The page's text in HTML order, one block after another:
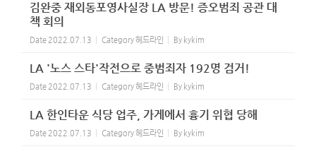
김완중 재외동포영사실장 LA 방문! 증오범죄 공관 대
책 회의
Date 2022.07.13 Category헤드라인 By kykim
LA '노스 스타'작전으로 중범죄자 192명 검거!
Date 2022.07.13 Category헤드라인 By kykim
LA 한인타운 식당 업주, 가게에서 흉기 위협 당해
Date 2022.07.13 Category헤드라인 By kykim